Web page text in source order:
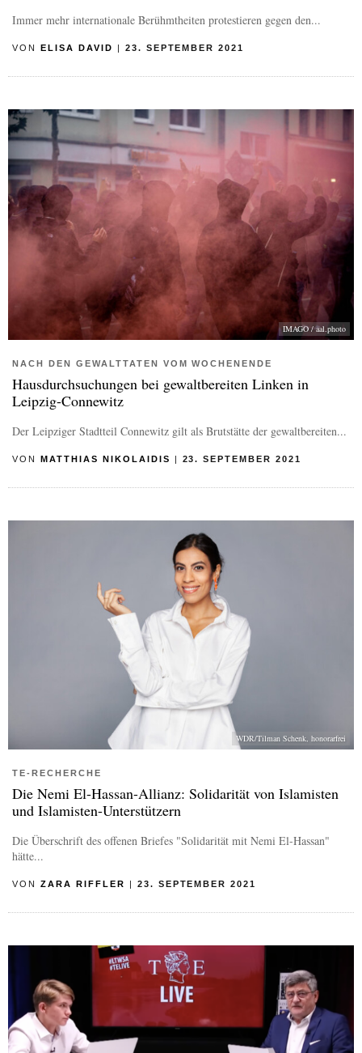
Immer mehr internationale Berühmtheiten protestieren gegen den...
VON ELISA DAVID | 23. SEPTEMBER 2021
IMAGO / aal.photo
NACH DEN GEWALTTATEN VOM WOCHENENDE
Hausdurchsuchungen bei gewaltbereiten Linken in
Leipzig-Connewitz
Der Leipziger Stadtteil Connewitz gilt als Brutstätte der gewaltbereiten...
VON MATTHIAS NIKOLAIDIS | 23. SEPTEMBER 2021
WDR/Tilman Schenk, honorarfrei
TE-RECHERCHE
Die Nemi El-Hassan-Allianz: Solidarität von Islamisten
und Islamisten-Unterstützern
Die Überschrift des offenen Briefes "Solidarität mit Nemi El-Hassan"
hätte...
VON ZARA RIFFLER | 23. SEPTEMBER 2021